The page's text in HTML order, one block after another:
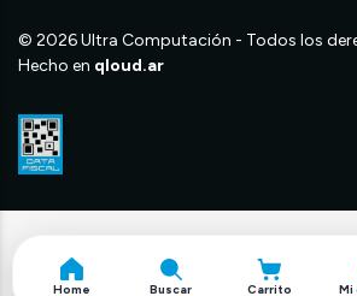
© 2026 Ultra Computación - Todos los
Hecho en qloud.ar
Home Buscar Carrito Mi